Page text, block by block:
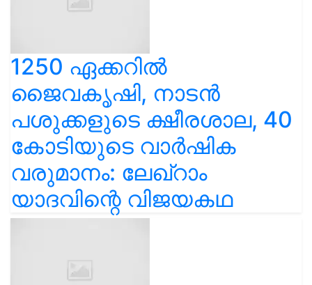
1250 ഏക്കറിൽ
ജൈവകൃഷി, നാടൻ
പശുക്കളുടെ ക്ഷീരശാല, 40
കോടിയുടെ വാർഷിക
വരുമാനം: ലേഖ്‌റാം
യാദവിന്റെ വിജയകഥ